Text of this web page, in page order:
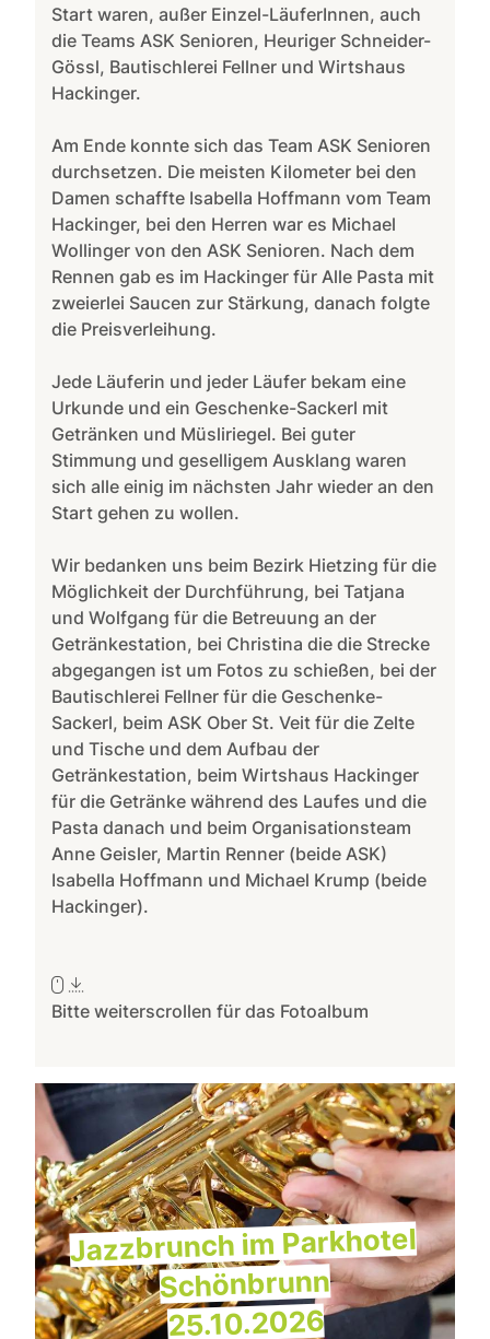
Start waren, außer Einzel-LäuferInnen, auch
die Teams ASK Senioren, Heuriger Schneider-
Gössl, Bautischlerei Fellner und Wirtshaus
Hackinger.
Am Ende konnte sich das Team ASK Senioren
durchsetzen. Die meisten Kilometer bei den
Damen schaffte Isabella Hoffmann vom Team
Hackinger, bei den Herren war es Michael
Wollinger von den ASK Senioren. Nach dem
Rennen gab es im Hackinger für Alle Pasta mit
zweierlei Saucen zur Stärkung, danach folgte
die Preisverleihung.
Jede Läuferin und jeder Läufer bekam eine
Urkunde und ein Geschenke-Sackerl mit
Getränken und Müsliriegel. Bei guter
Stimmung und geselligem Ausklang waren
sich alle einig im nächsten Jahr wieder an den
Start gehen zu wollen.
Wir bedanken uns beim Bezirk Hietzing für die
Möglichkeit der Durchführung, bei Tatjana
und Wolfgang für die Betreuung an der
Getränkestation, bei Christina die die Strecke
abgegangen ist um Fotos zu schießen, bei der
Bautischlerei Fellner für die Geschenke-
Sackerl, beim ASK Ober St. Veit für die Zelte
und Tische und dem Aufbau der
Getränkestation, beim Wirtshaus Hackinger
für die Getränke während des Laufes und die
Pasta danach und beim Organisationsteam
Anne Geisler, Martin Renner (beide ASK)
Isabella Hoffmann und Michael Krump (beide
Hackinger).
Bitte weiterscrollen für das Fotoalbum
Jazzbrunch im Parkhotel
Schönbrunn
25.10.2026